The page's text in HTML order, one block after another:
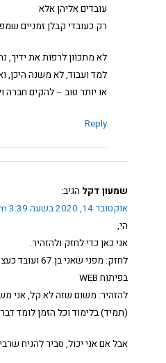
עובדים אליהן אלא
רק כעובדי קבלן זמניים
לא מתכוון לרפות את ידיך,
למד ועבוד, לא משנה היכן,
או יותר טוב – להקים חברה
Reply
שמעון דקל הגיב:
אוקטובר 14, 2020 בשעה 3:39 pm
הי,
אני כאן כדי לחזק ולהזהיר.
בפיתוח WEB
להזהיר: משום שזה לא קל, אני
(תמיד) בלימוד וכל הזמן לומד
אבל אם אני יכול, סביר להניח